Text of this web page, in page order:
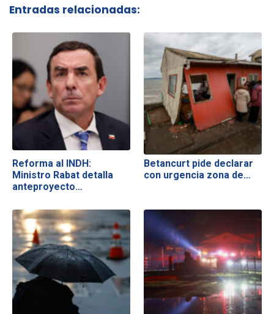
Entradas relacionadas:
Reforma al INDH:
Ministro Rabat detalla
anteproyecto…
Betancurt pide declarar
con urgencia zona de…